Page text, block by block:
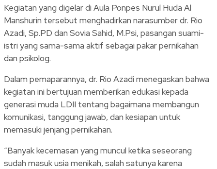
Kegiatan yang digelar di Aula Ponpes Nurul Huda Al
Manshurin tersebut menghadirkan narasumber dr. Rio
Azadi, Sp.PD dan Sovia Sahid, M.Psi, pasangan suami-
istri yang sama-sama aktif sebagai pakar pernikahan
dan psikolog.
Dalam pemaparannya, dr. Rio Azadi menegaskan bahwa
kegiatan ini bertujuan memberikan edukasi kepada
generasi muda LDII tentang bagaimana membangun
komunikasi, tanggung jawab, dan kesiapan untuk
memasuki jenjang pernikahan.
“Banyak kecemasan yang muncul ketika seseorang
sudah masuk usia menikah, salah satunya karena